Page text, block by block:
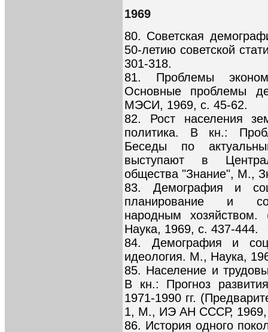
1969
80. Советская
50-летию советской
301-318.
81. Проблемы
Основные проблемы
МЭСИ, 1969, с. 45-62.
82. Рост населения
политика. В кн.:
Беседы по
выступают в
общества "Знание", М.,
83. Демография и
планирование и
народным
Наука, 1969, с. 437-444.
84. Демография и
идеология. М., Наука,
85. Население и
В кн.: Прогноз
1971-1990 гг.
1, М., ИЭ АН СССР, 1969,
86. История одного